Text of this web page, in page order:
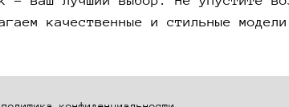
качественные и стильные